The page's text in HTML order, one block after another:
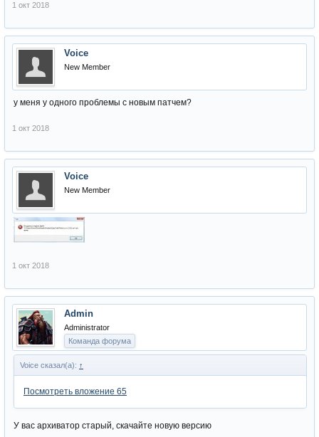
1 окт 2018
Voice
New Member
у меня у одного проблемы с новым патчем?
1 окт 2018
Voice
New Member
1 окт 2018
Admin
Administrator
Команда форума
Voice сказал(а): ↑
Посмотреть вложение 65
У вас архиватор старый, скачайте новую версию